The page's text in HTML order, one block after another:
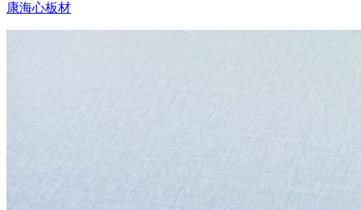
康海心板材